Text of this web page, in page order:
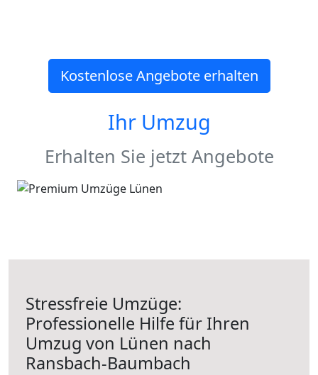
Kostenlose Angebote erhalten
Ihr Umzug
Erhalten Sie jetzt Angebote
Stressfreie Umzüge:
Professionelle Hilfe für Ihren
Umzug von Lünen nach
Ransbach-Baumbach